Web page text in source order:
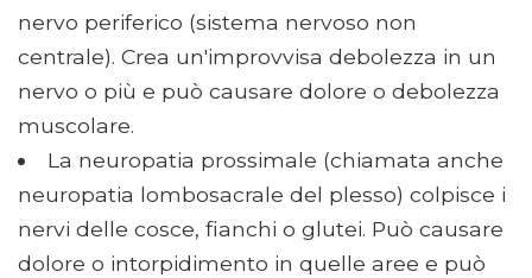
nervo periferico (sistema nervoso non
centrale). Crea un'improvvisa debolezza in un
nervo o più e può causare dolore o debolezza
muscolare.
La neuropatia prossimale (chiamata anche
neuropatia lombosacrale del plesso) colpisce i
nervi delle cosce, fianchi o glutei. Può causare
dolore o intorpidimento in quelle aree e può